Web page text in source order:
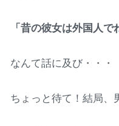
「昔の彼女は外国人で
なんて話に及び・・・
ちょっと待て！結局、